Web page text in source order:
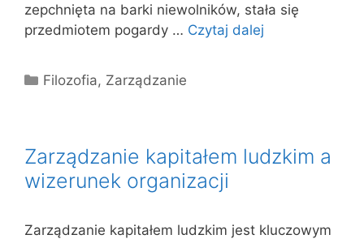
zepchnięta na barki niewolników, stała się
przedmiotem pogardy … Czytaj dalej
Kategorie
Filozofia, Zarządzanie
Zarządzanie kapitałem ludzkim a
wizerunek organizacji
Zarządzanie kapitałem ludzkim jest kluczowym